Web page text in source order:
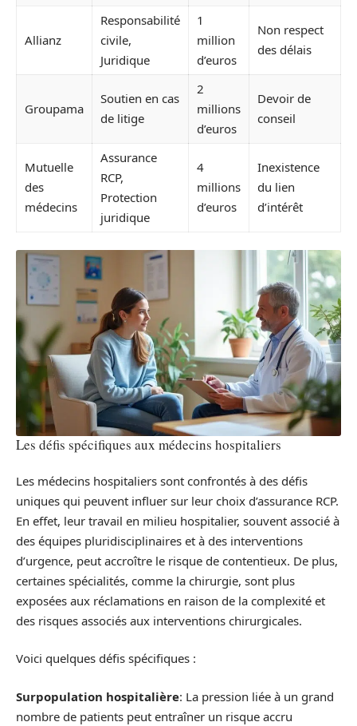
Allianz
Responsabilité
civile,
Juridique
1
million
d’euros
Non respect
des délais
Groupama
Soutien en cas
de litige
2
millions
d’euros
Devoir de
conseil
Mutuelle
des
médecins
Assurance
RCP,
Protection
juridique
4
millions
d’euros
Inexistence
du lien
d’intérêt
Les défis spécifiques aux médecins hospitaliers
Les médecins hospitaliers sont confrontés à des défis
uniques qui peuvent influer sur leur choix d’assurance RCP.
En effet, leur travail en milieu hospitalier, souvent associé à
des équipes pluridisciplinaires et à des interventions
d’urgence, peut accroître le risque de contentieux. De plus,
certaines spécialités, comme la chirurgie, sont plus
exposées aux réclamations en raison de la complexité et
des risques associés aux interventions chirurgicales.
Voici quelques défis spécifiques :
Surpopulation hospitalière: La pression liée à un grand
nombre de patients peut entraîner un risque accru